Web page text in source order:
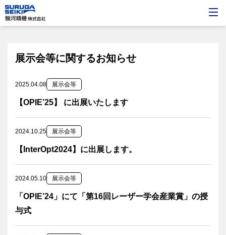
展示会等に関するお知らせ
2025.04.08 展示会等
【OPIE’25】 に出展いたします
2024.10.25 展示会等
【InterOpt2024】に出展します。
2024.05.10 展示会等
「OPIE’24」にて「第16回レーザー学会産業賞」の授
与式